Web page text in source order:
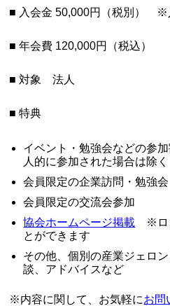
■ 入会金 50,000円（税別） ※
■ 年会費 120,000円（税込）
■ 対象 法人
■ 特典
イベント・勉強会などの参
人的に参加された場合は除く
会員限定の企業訪問・勉強
会員限定の交流会参加
協会ホームページ掲載 ※ロ
とができます
その他、個別の産業ジェロ
談、アドバイスなど
※内容に関して、お気軽にお問